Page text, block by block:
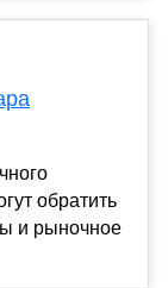
обратить
и рыночное